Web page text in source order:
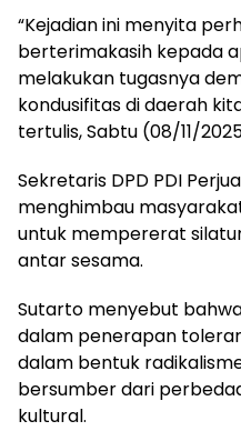
“Kejadian ini menyita
berterimakasih kepada
melakukan tugasnya
kondusifitas di daerah
tertulis, Sabtu (08/11/
Sekretaris DPD PDI
menghimbau
untuk mempererat
antar sesama.
Sutarto menyebut
dalam penerapan
dalam bentuk
bersumber dari
kultural.